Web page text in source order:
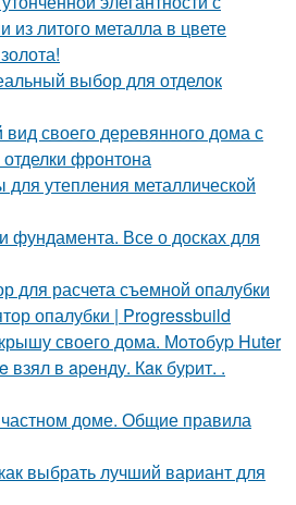
из литого металла в цвете
выбор для отделок
своего деревянного дома с
фронтона
утепления металлической
фундамента. Все о досках для
для расчета съемной опалубки
опалубки | Progressbuild
своего дома. Мoтoбуp Huter
взял в apeнду. Кaк буpит. .
доме. Общие правила
выбрать лучший вариант для